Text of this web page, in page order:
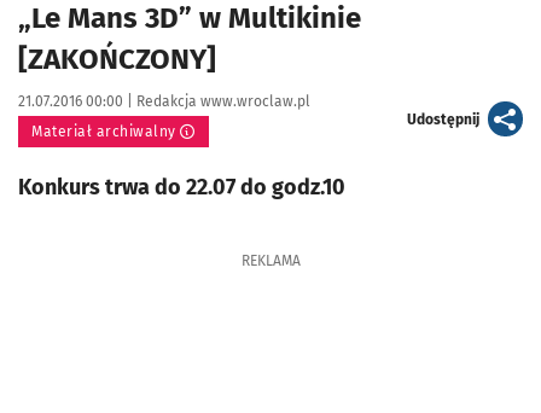
„Le Mans 3D” w Multikinie
[ZAKOŃCZONY]
Data publikacji:
21.07.2016 00:00 | Autor:
Redakcja www.wroclaw.pl
Materiał archiwalny
Udostępnijartykuł
Konkurs trwa do 22.07 do godz.10
REKLAMA